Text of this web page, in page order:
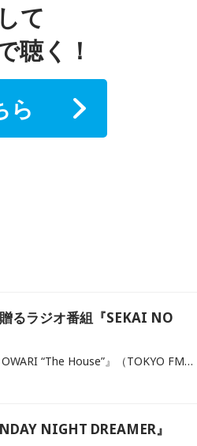
て
聴く！
ら
るラジオ番組『SEKAI NO
SEKAI NO OWARIメンバー全員でお送りする『SEKAI NO OWARI “The House”』（TOKYO FM）をご紹介します。
NIGHT DREAMER』